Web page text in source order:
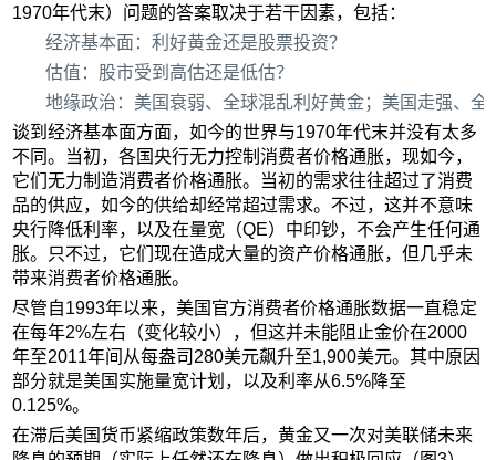
1970年代末）问题的答案取决于若干因素，包括：
经济基本面：利好黄金还是股票投资？
估值：股市受到高估还是低估？
地缘政治：美国衰弱、全球混乱利好黄金；美国走强、全
谈到经济基本面方面，如今的世界与1970年代末并没有太多
不同。当初，各国央行无力控制消费者价格通胀，现如今，
它们无力制造消费者价格通胀。当初的需求往往超过了消费
品的供应，如今的供给却经常超过需求。不过，这并不意味
央行降低利率，以及在量宽（QE）中印钞，不会产生任何通
胀。只不过，它们现在造成大量的资产价格通胀，但几乎未
带来消费者价格通胀。
尽管自1993年以来，美国官方消费者价格通胀数据一直稳定
在每年2%左右（变化较小），但这并未能阻止金价在2000
年至2011年间从每盎司280美元飙升至1,900美元。其中原因
部分就是美国实施量宽计划，以及利率从6.5%降至
0.125%。
在滞后美国货币紧缩政策数年后，黄金又一次对美联储未来